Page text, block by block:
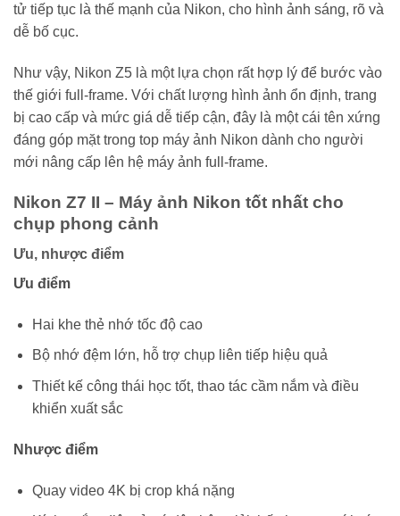
tử tiếp tục là thế mạnh của Nikon, cho hình ảnh sáng, rõ và
dễ bố cục.
Như vậy, Nikon Z5 là một lựa chọn rất hợp lý để bước vào
thế giới full-frame. Với chất lượng hình ảnh ổn định, trang
bị cao cấp và mức giá dễ tiếp cận, đây là một cái tên xứng
đáng góp mặt trong top máy ảnh Nikon dành cho người
mới nâng cấp lên hệ máy ảnh full-frame.
Nikon Z7 II – Máy ảnh Nikon tốt nhất cho
chụp phong cảnh
Ưu, nhược điểm
Ưu điểm
Hai khe thẻ nhớ tốc độ cao
Bộ nhớ đệm lớn, hỗ trợ chụp liên tiếp hiệu quả
Thiết kế công thái học tốt, thao tác cầm nắm và điều
khiển xuất sắc
Nhược điểm
Quay video 4K bị crop khá nặng